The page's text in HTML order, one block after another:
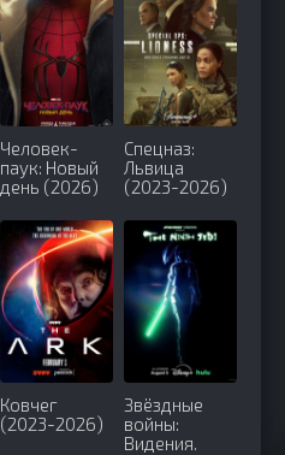
Человек-
паук: Новый
день (2026)
Спецназ:
Львица
(2023-2026)
Ковчег
(2023-2026)
Звёздные
войны:
Видения.